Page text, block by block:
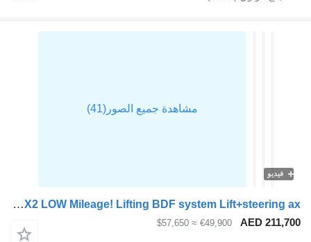
Mercedes-Benz Actros 2533 6X2 LOW Mileage! Lifting BDF system Lift+steering ax
AED
€49,900
≈ $57,650